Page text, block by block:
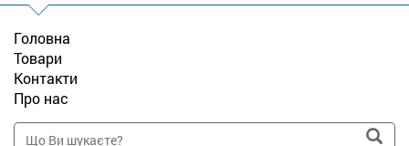
Головна
Товари
Контакти
Про нас